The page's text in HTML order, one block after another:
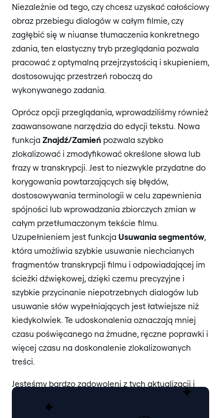
Niezależnie od tego, czy chcesz uzyskać całościowy
obraz przebiegu dialogów w całym filmie, czy
zagłębić się w niuanse tłumaczenia konkretnego
zdania, ten elastyczny tryb przeglądania pozwala
pracować z optymalną przejrzystością i skupieniem,
dostosowując przestrzeń roboczą do
wykonywanego zadania.
Oprócz opcji przeglądania, wprowadziliśmy również
zaawansowane narzędzia do edycji tekstu. Nowa
funkcja Znajdź/Zamień pozwala szybko
zlokalizować i zmodyfikować określone słowa lub
frazy w transkrypcji. Jest to niezwykle przydatne do
korygowania powtarzających się błędów,
dostosowywania terminologii w celu zapewnienia
spójności lub wprowadzania zbiorczych zmian w
całym przetłumaczonym tekście filmu.
Uzupełnieniem jest funkcja Usuwania segmentów,
która umożliwia szybkie usuwanie niechcianych
fragmentów transkrypcji filmu i odpowiadającej im
ścieżki dźwiękowej, dzięki czemu precyzyjne i
szybkie przycinanie niepotrzebnych dialogów lub
usuwanie słów wypełniających jest łatwiejsze niż
kiedykolwiek. Te udoskonalenia oznaczają mniej
czasu poświęcanego na żmudne, ręczne poprawki i
więcej czasu na doskonalenie zlokalizowanych
treści.
Jesteśmy bardzo zadowoleni z tych aktualizacji i